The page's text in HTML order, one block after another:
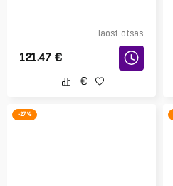
laost otsas
121.47 €
-27 %